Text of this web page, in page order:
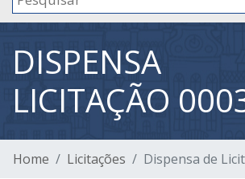
LICITAÇÃO
Home Licitações Dispensa de